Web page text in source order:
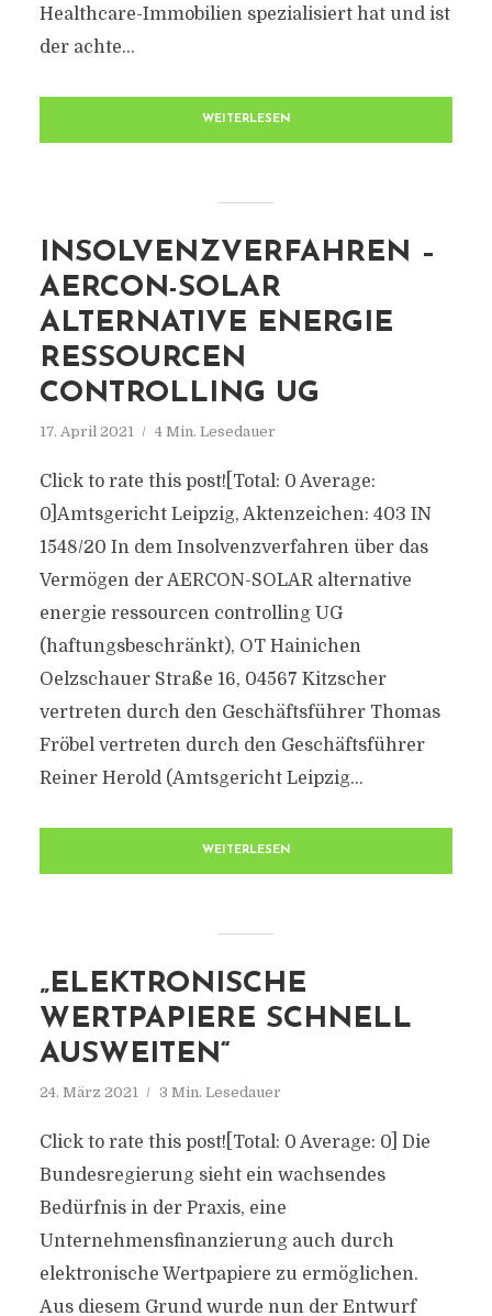
Healthcare-Immobilien spezialisiert hat und ist
der achte...
WEITERLESEN
INSOLVENZVERFAHREN –
AERCON-SOLAR
ALTERNATIVE ENERGIE
RESSOURCEN
CONTROLLING UG
17. April 2021 4 Min. Lesedauer
Click to rate this post![Total: 0 Average:
0]Amtsgericht Leipzig, Aktenzeichen: 403 IN
1548/20 In dem Insolvenzverfahren über das
Vermögen der AERCON-SOLAR alternative
energie ressourcen controlling UG
(haftungsbeschränkt), OT Hainichen
Oelzschauer Straße 16, 04567 Kitzscher
vertreten durch den Geschäftsführer Thomas
Fröbel vertreten durch den Geschäftsführer
Reiner Herold (Amtsgericht Leipzig...
WEITERLESEN
„ELEKTRONISCHE
WERTPAPIERE SCHNELL
AUSWEITEN“
24. März 2021 3 Min. Lesedauer
Click to rate this post![Total: 0 Average: 0] Die
Bundesregierung sieht ein wachsendes
Bedürfnis in der Praxis, eine
Unternehmensfinanzierung auch durch
elektronische Wertpapiere zu ermöglichen.
Aus diesem Grund wurde nun der Entwurf